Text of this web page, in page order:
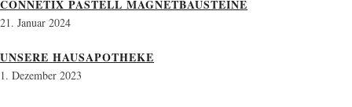
CONNETIX PASTELL MAGNETBAUSTEINE
21. Januar 2024
UNSERE HAUSAPOTHEKE
1. Dezember 2023